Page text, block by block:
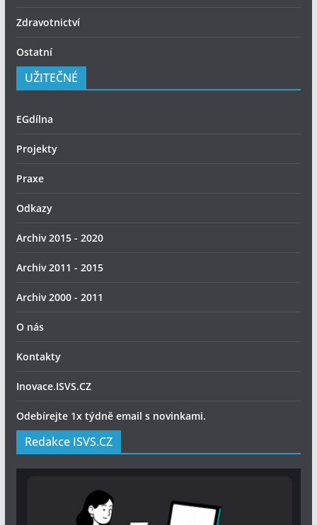
Zdravotnictví
Ostatní
UŽITEČNÉ
EGdílna
Projekty
Praxe
Odkazy
Archiv 2015 - 2020
Archiv 2011 - 2015
Archiv 2000 - 2011
O nás
Kontakty
Inovace.ISVS.CZ
Odebírejte 1x týdně email s novinkami.
Redakce ISVS.CZ